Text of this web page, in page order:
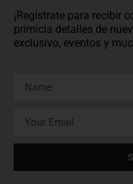
¡Regístrate para recibir
primicia detalles de
exclusivo, eventos y